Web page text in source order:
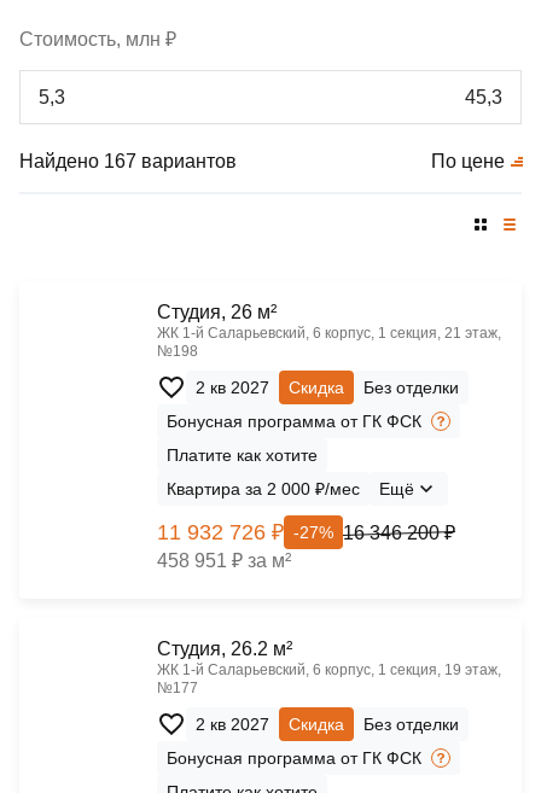
Стоимость, млн ₽
Найдено 167 вариантов По цене
Cтудия, 26 м²
ЖК 1‑й Саларьевский, 6 корпус, 1 секция, 21 этаж,
№198
2 кв 2027 Скидка
Без отделки
Бонусная программа от ГК ФСК
Платите как хотите
Квартира за 2 000 ₽/мес
Ещё
11 932 726 ₽ -27% 16 346 200 ₽
458 951 ₽ за м²
Cтудия, 26.2 м²
ЖК 1‑й Саларьевский, 6 корпус, 1 секция, 19 этаж,
№177
2 кв 2027 Скидка
Без отделки
Бонусная программа от ГК ФСК